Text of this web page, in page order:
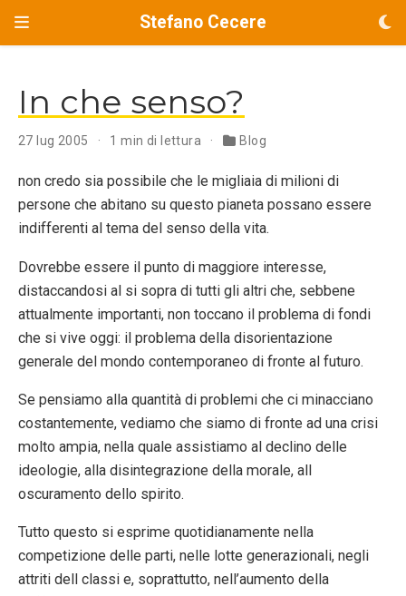
Stefano Cecere
In che senso?
27 lug 2005 1 min di lettura Blog
non credo sia possibile che le migliaia di milioni di
persone che abitano su questo pianeta possano essere
indifferenti al tema del senso della vita.
Dovrebbe essere il punto di maggiore interesse,
distaccandosi al si sopra di tutti gli altri che, sebbene
attualmente importanti, non toccano il problema di fondi
che si vive oggi: il problema della disorientazione
generale del mondo contemporaneo di fronte al futuro.
Se pensiamo alla quantità di problemi che ci minacciano
costantemente, vediamo che siamo di fronte ad una crisi
molto ampia, nella quale assistiamo al declino delle
ideologie, alla disintegrazione della morale, all
oscuramento dello spirito.
Tutto questo si esprime quotidianamente nella
competizione delle parti, nelle lotte generazionali, negli
attriti dell classi e, soprattutto, nell’aumento della